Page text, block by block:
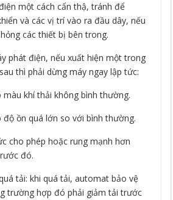
một cách cẩn thậ, tránh để
và các vị trí vào ra đầu dây, nếu
các thiết bị bên trong.
phát điện, nếu xuất hiện một trong
thì phải dừng máy ngay lập tức:
khí thải không bình thường.
ồn quá lớn so với bình thường.
cho phép hoặc rung mạnh hơn
đó.
tải: khi quá tải, automat bảo vệ
trường hợp đó phải giảm tải trước